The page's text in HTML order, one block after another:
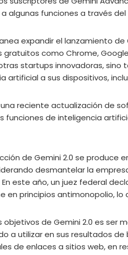
algunas funciones a través
expandir el lanzamiento de
como Chrome,
startups innovadoras,
artificial a sus dispositivos,
reciente actualización de
funciones de inteligencia
de Gemini 2.0 se produce
desmantelar la
este año, un juez federal
en principios antimonopolio,
objetivos de Gemini 2.0 es ser
a utilizar en sus resultados
de enlaces a sitios web, en